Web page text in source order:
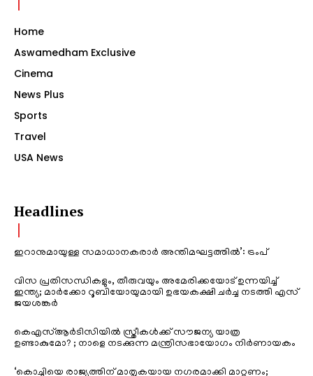
Home
Aswamedham Exclusive
Cinema
News Plus
Sports
Travel
USA News
Headlines
ഇറാനുമായുള്ള സമാധാനകരാർ അന്തിമഘട്ടത്തിൽ‌’: ട്രംപ്
വിസ പ്രതിസന്ധികളും, തീരുവയും അമേരിക്കയോട് ഉന്നയിച്ച്
ഇന്ത്യ; മാർക്കോ റൂബിയോയുമായി ഉഭയകക്ഷി ചർച്ച നടത്തി എസ്
ജയശങ്കർ
കെഎസ്ആർടിസിയിൽ സ്ത്രീകൾക്ക് സൗജന്യ യാത്ര
ഉണ്ടാകുമോ? ; നാളെ നടക്കുന്ന മന്ത്രിസഭായോഗം നിർണായകം
‘കൊച്ചിയെ രാജ്യത്തിന് മാതൃകയായ നഗരമാക്കി മാറ്റണം;